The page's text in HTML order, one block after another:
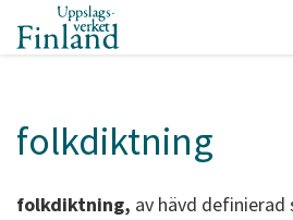
folkdiktning
folkdiktning, av hävd